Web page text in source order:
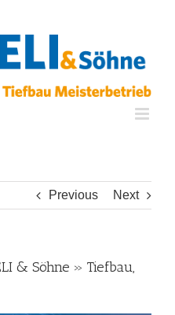
Previous Next
& Söhne » Tiefbau,